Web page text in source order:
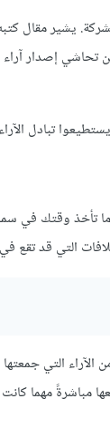
يمكن للمديرين
تبادل
تأخذ وقتك في
التي قد تقع
التي
مباشرةً مهما